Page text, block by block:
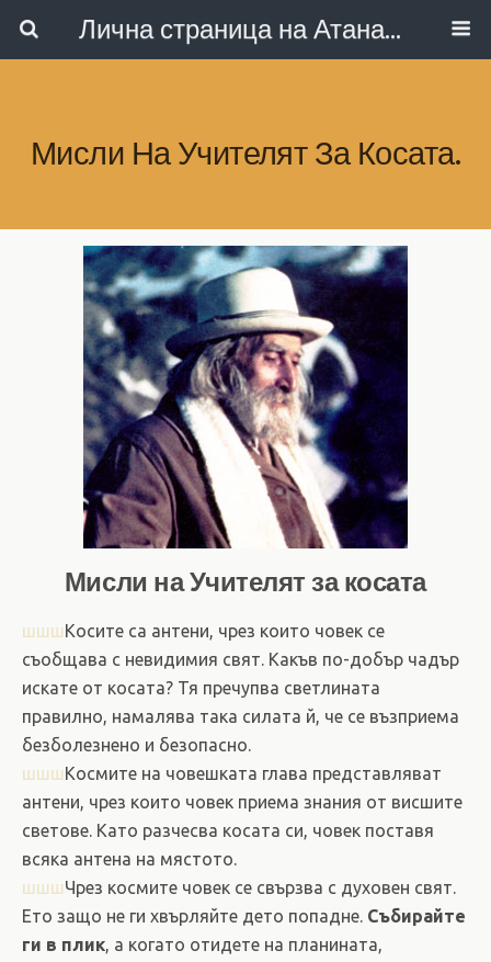
Лична страница на Атанас Коларов
Мисли На Учителят За Косата.
Мисли на Учителят за косата
шшшКосите са антени, чрез които човек се
съобщава с невидимия свят. Какъв по-добър чадър
искате от косата? Тя пречупва светлината
правилно, намалява така силата й, че се възприема
безболезнено и безопасно.
шшшКосмите на човешката глава представляват
антени, чрез които човек приема знания от висшите
светове. Като разчесва косата си, човек поставя
всяка антена на мястото.
шшшЧрез космите човек се свързва с духовен свят.
Ето защо не ги хвърляйте дето попадне. Събирайте
ги в плик, а когато отидете на планината,